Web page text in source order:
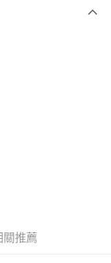
關推薦